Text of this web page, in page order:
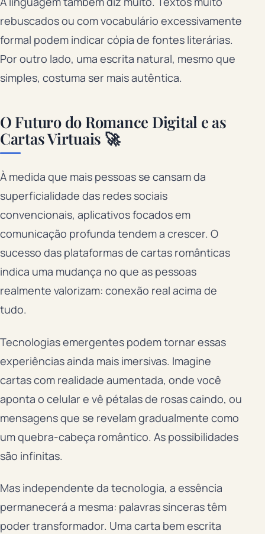
rebuscados ou com vocabulário excessivamente
formal podem indicar cópia de fontes literárias.
Por outro lado, uma escrita natural, mesmo que
simples, costuma ser mais autêntica.
O Futuro do Romance Digital e as
Cartas Virtuais 🚀
À medida que mais pessoas se cansam da
superficialidade das redes sociais
convencionais, aplicativos focados em
comunicação profunda tendem a crescer. O
sucesso das plataformas de cartas românticas
indica uma mudança no que as pessoas
realmente valorizam: conexão real acima de
tudo.
Tecnologias emergentes podem tornar essas
experiências ainda mais imersivas. Imagine
cartas com realidade aumentada, onde você
aponta o celular e vê pétalas de rosas caindo, ou
mensagens que se revelam gradualmente como
um quebra-cabeça romântico. As possibilidades
são infinitas.
Mas independente da tecnologia, a essência
permanecerá a mesma: palavras sinceras têm
poder transformador. Uma carta bem escrita